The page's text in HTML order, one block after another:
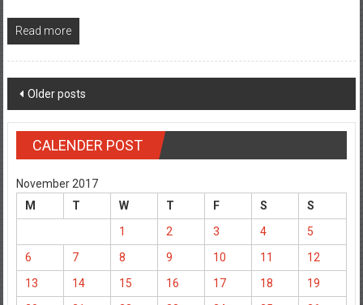
Read more
Posts
navigation
Older posts
CALENDER POST
November 2017
M
T W T F S
S
1
2 3 4
5
6
7 8 9 10 11
12
13
14 15 16 17 18
19